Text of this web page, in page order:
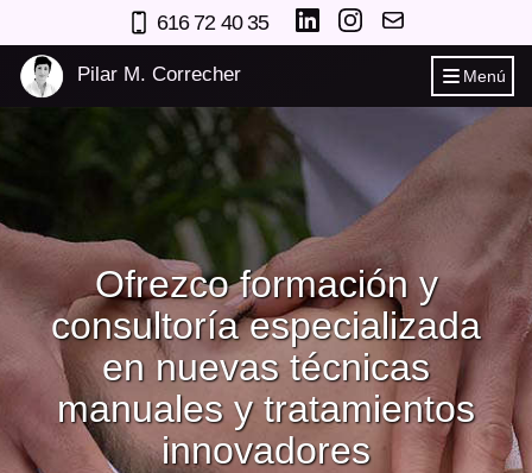
616 72 40 35
Pilar M. Correcher Menú
Ofrezco formación y
consultoría especializada
en nuevas técnicas
manuales y tratamientos
innovadores